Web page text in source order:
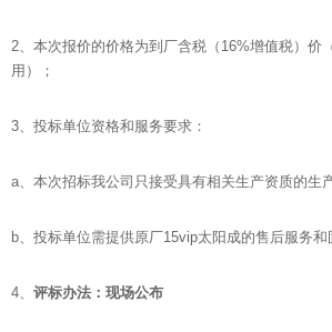
2、本次报价的价格为到厂含税（16%增值税）价
用）；
3、投标单位资格和服务要求：
a、本次招标我公司只接受具有相关生产资质的生
b、投标单位需提供原厂15vip太阳成的售后服务和
4、 评标办法：现场公布